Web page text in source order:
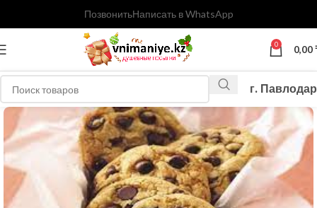
ПозвонитьНаписать в WhatsApp
0 0,00
г. Павлодар